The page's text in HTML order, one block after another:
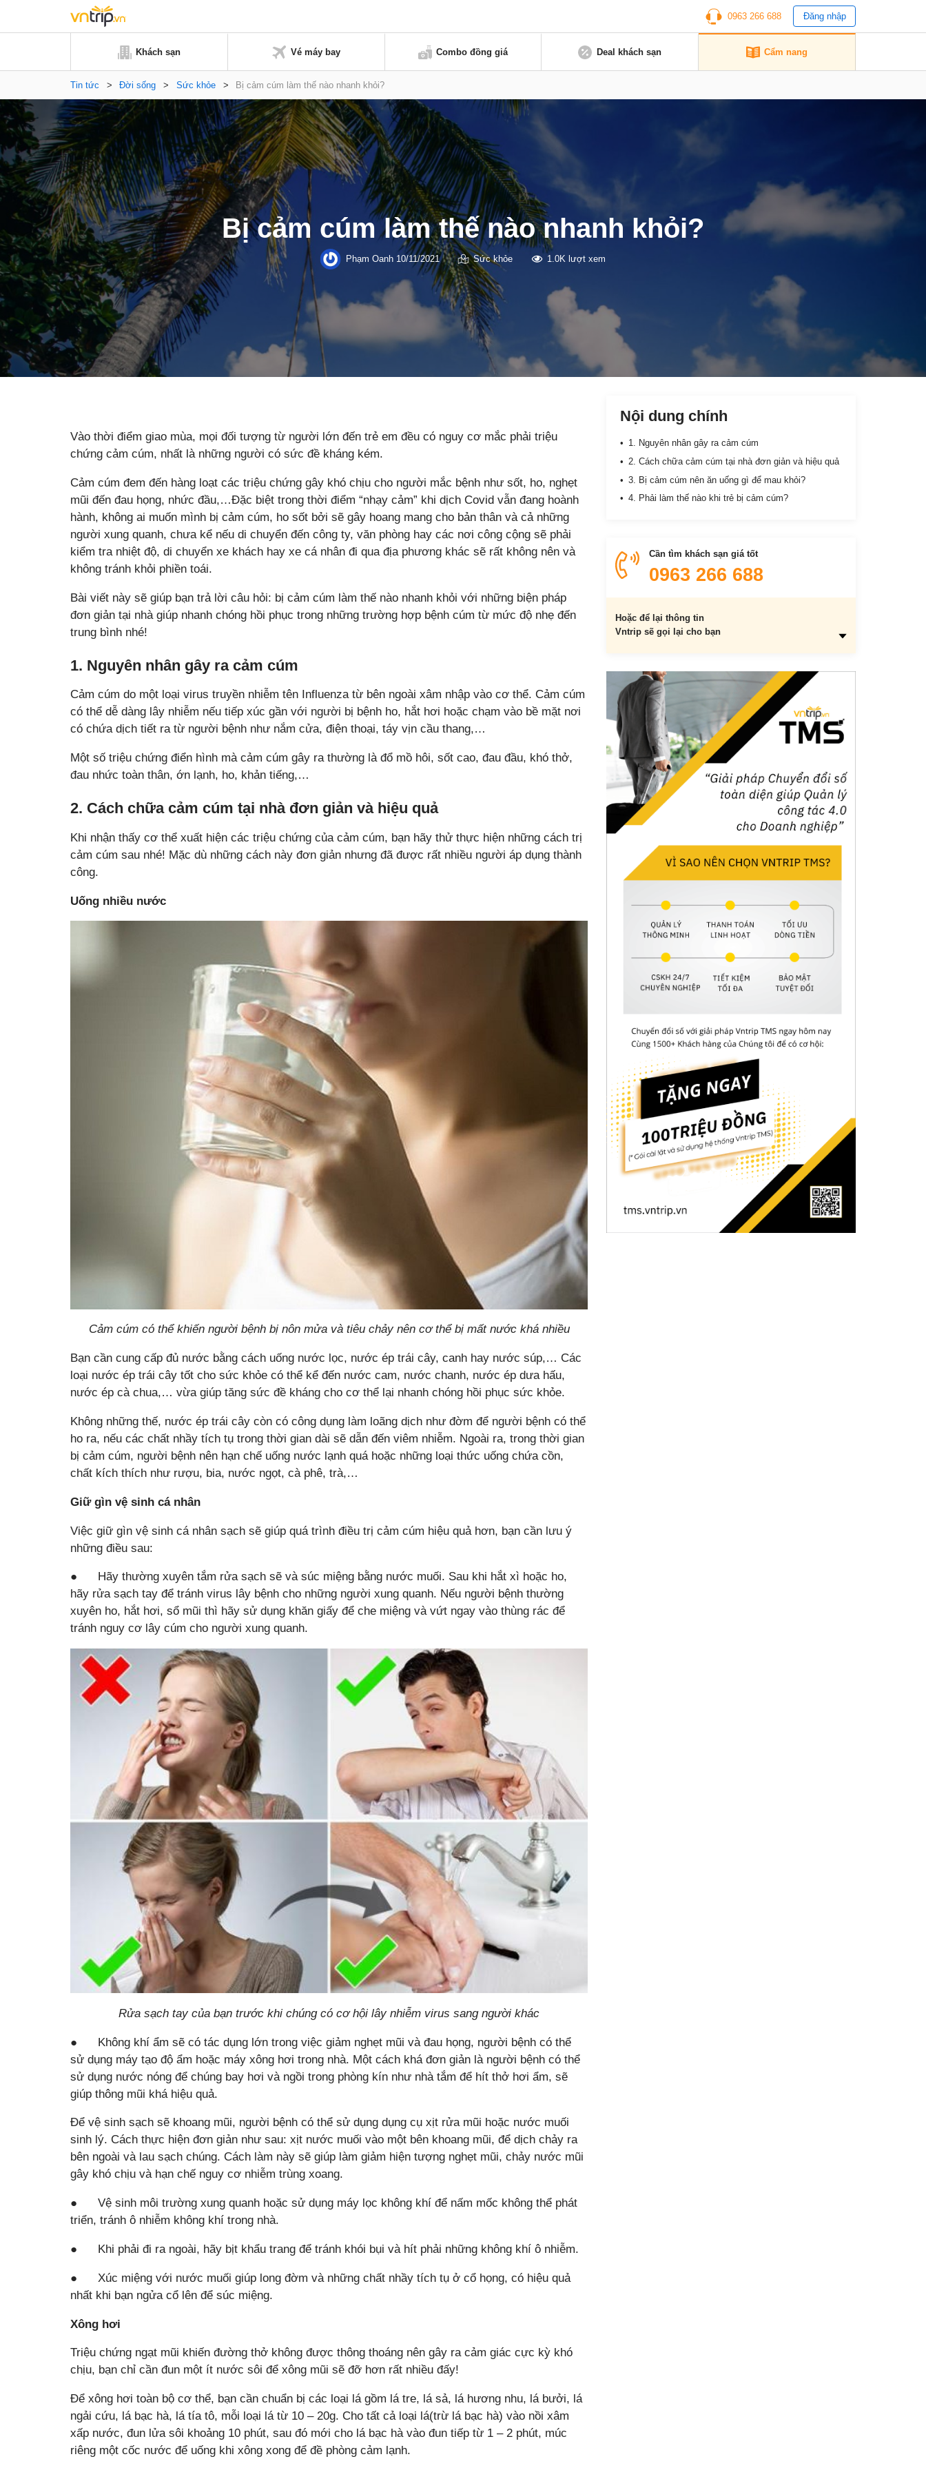
0963 266 688 Đăng nhập
Khách sạn Vé máy bay Combo đồng giá Deal khách sạn Cẩm nang
Tin tức > Đời sống > Sức khỏe > Bị cảm cúm làm thế nào nhanh khỏi?
Bị cảm cúm làm thế nào nhanh khỏi?
Phạm Oanh10/11/2021 Sức khỏe 1.0K lượt xem
Vào thời điểm giao mùa, mọi đối tượng từ người lớn đến trẻ em đều có nguy cơ mắc phải triệu
chứng cảm cúm, nhất là những người có sức đề kháng kém.
Cảm cúm đem đến hàng loạt các triệu chứng gây khó chịu cho người mắc bệnh như sốt, ho, nghẹt
mũi đến đau họng, nhức đầu,…Đặc biệt trong thời điểm “nhạy cảm” khi dịch Covid vẫn đang hoành
hành, không ai muốn mình bị cảm cúm, ho sốt bởi sẽ gây hoang mang cho bản thân và cả những
người xung quanh, chưa kể nếu di chuyển đến công ty, văn phòng hay các nơi công cộng sẽ phải
kiểm tra nhiệt độ, di chuyển xe khách hay xe cá nhân đi qua địa phương khác sẽ rất không nên và
không tránh khỏi phiền toái.
Bài viết này sẽ giúp bạn trả lời câu hỏi: bị cảm cúm làm thế nào nhanh khỏi với những biện pháp
đơn giản tại nhà giúp nhanh chóng hồi phục trong những trường hợp bệnh cúm từ mức độ nhẹ đến
trung bình nhé!
1. Nguyên nhân gây ra cảm cúm
Cảm cúm do một loại virus truyền nhiễm tên Influenza từ bên ngoài xâm nhập vào cơ thể. Cảm cúm
có thể dễ dàng lây nhiễm nếu tiếp xúc gần với người bị bệnh ho, hắt hơi hoặc chạm vào bề mặt nơi
có chứa dịch tiết ra từ người bệnh như nắm cửa, điện thoại, táy vịn cầu thang,…
Một số triệu chứng điển hình mà cảm cúm gây ra thường là đổ mồ hôi, sốt cao, đau đầu, khó thở,
đau nhức toàn thân, ớn lạnh, ho, khản tiếng,…
2. Cách chữa cảm cúm tại nhà đơn giản và hiệu quả
Khi nhận thấy cơ thể xuất hiện các triệu chứng của cảm cúm, bạn hãy thử thực hiện những cách trị
cảm cúm sau nhé! Mặc dù những cách này đơn giản nhưng đã được rất nhiều người áp dụng thành
công.
Uống nhiều nước
Cảm cúm có thể khiến người bệnh bị nôn mửa và tiêu chảy nên cơ thể bị mất nước khá nhiều
Bạn cần cung cấp đủ nước bằng cách uống nước lọc, nước ép trái cây, canh hay nước súp,… Các
loại nước ép trái cây tốt cho sức khỏe có thể kể đến nước cam, nước chanh, nước ép dưa hấu,
nước ép cà chua,… vừa giúp tăng sức đề kháng cho cơ thể lại nhanh chóng hồi phục sức khỏe.
Không những thế, nước ép trái cây còn có công dụng làm loãng dịch như đờm để người bệnh có thể
ho ra, nếu các chất nhầy tích tụ trong thời gian dài sẽ dẫn đến viêm nhiễm. Ngoài ra, trong thời gian
bị cảm cúm, người bệnh nên hạn chế uống nước lạnh quá hoặc những loại thức uống chứa cồn,
chất kích thích như rượu, bia, nước ngọt, cà phê, trà,…
Giữ gìn vệ sinh cá nhân
Việc giữ gìn vệ sinh cá nhân sạch sẽ giúp quá trình điều trị cảm cúm hiệu quả hơn, bạn cần lưu ý
những điều sau:
● Hãy thường xuyên tắm rửa sạch sẽ và súc miệng bằng nước muối. Sau khi hắt xì hoặc ho,
hãy rửa sạch tay để tránh virus lây bệnh cho những người xung quanh. Nếu người bệnh thường
xuyên ho, hắt hơi, sổ mũi thì hãy sử dụng khăn giấy để che miệng và vứt ngay vào thùng rác để
tránh nguy cơ lây cúm cho người xung quanh.
Rửa sạch tay của bạn trước khi chúng có cơ hội lây nhiễm virus sang người khác
● Không khí ẩm sẽ có tác dụng lớn trong việc giảm nghẹt mũi và đau họng, người bệnh có thể
sử dụng máy tạo độ ẩm hoặc máy xông hơi trong nhà. Một cách khá đơn giản là người bệnh có thể
sử dụng nước nóng để chúng bay hơi và ngồi trong phòng kín như nhà tắm để hít thở hơi ẩm, sẽ
giúp thông mũi khá hiệu quả.
Để vệ sinh sạch sẽ khoang mũi, người bệnh có thể sử dụng dụng cụ xịt rửa mũi hoặc nước muối
sinh lý. Cách thực hiện đơn giản như sau: xịt nước muối vào một bên khoang mũi, để dịch chảy ra
bên ngoài và lau sạch chúng. Cách làm này sẽ giúp làm giảm hiện tượng nghẹt mũi, chảy nước mũi
gây khó chịu và hạn chế nguy cơ nhiễm trùng xoang.
● Vệ sinh môi trường xung quanh hoặc sử dụng máy lọc không khí để nấm mốc không thể phát
triển, tránh ô nhiễm không khí trong nhà.
● Khi phải đi ra ngoài, hãy bịt khẩu trang để tránh khói bụi và hít phải những không khí ô nhiễm.
● Xúc miệng với nước muối giúp long đờm và những chất nhầy tích tụ ở cổ họng, có hiệu quả
nhất khi bạn ngửa cổ lên để súc miệng.
Xông hơi
Triệu chứng ngạt mũi khiến đường thở không được thông thoáng nên gây ra cảm giác cực kỳ khó
chịu, bạn chỉ cần đun một ít nước sôi để xông mũi sẽ đỡ hơn rất nhiều đấy!
Để xông hơi toàn bộ cơ thể, bạn cần chuẩn bị các loại lá gồm lá tre, lá sả, lá hương nhu, lá bưởi, lá
ngải cứu, lá bạc hà, lá tía tô, mỗi loại lá từ 10 – 20g. Cho tất cả loại lá(trừ lá bạc hà) vào nồi xâm
xấp nước, đun lửa sôi khoảng 10 phút, sau đó mới cho lá bạc hà vào đun tiếp từ 1 – 2 phút, múc
riêng một cốc nước để uống khi xông xong để đề phòng cảm lạnh.
Nội dung chính
1. Nguyên nhân gây ra cảm cúm
2. Cách chữa cảm cúm tại nhà đơn giản và hiệu quả
3. Bị cảm cúm nên ăn uống gì để mau khỏi?
4. Phải làm thế nào khi trẻ bị cảm cúm?
Cần tìm khách sạn giá tốt
0963 266 688
Hoặc để lại thông tin
Vntrip sẽ gọi lại cho bạn